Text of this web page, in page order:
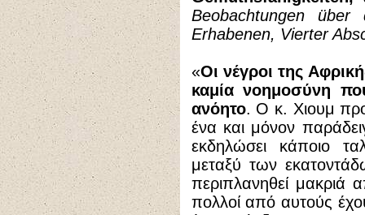
Beobachtungen
Erhabenen, Vierter
«Οι νέγροι της
καμία νοημοσύνη
ανόητο. Ο κ. Χιουμ
ένα και μόνον
εκδηλώσει κάποιο
μεταξύ των
περιπλανηθεί μακριά
πολλοί από αυτούς